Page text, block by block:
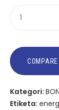
COMPARE
Kategori:
Etiketa: